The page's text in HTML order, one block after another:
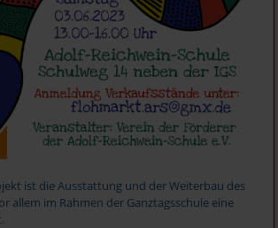
ist die Ausstattung und der Weiterbau des
allem im Rahmen der Ganztagsschule eine